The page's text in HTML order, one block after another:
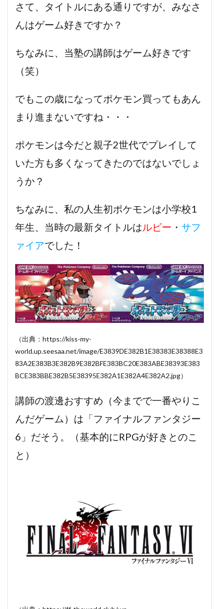
さて、タイトルにある通りですが、みなさ
んはゲーム好きですか？
ちなみに、当塾の講師はゲーム好きです
（笑）
でもこの歳になってポケモン買ってもあん
まり進まないですね・・・
ポケモンは今だと親子2世代でプレイして
いた方も多くなってきたのではないでしょ
うか？
ちなみに、私の人生初ポケモンは小学校1
年生、当時の最新タイトルはルビー ・ サフ
ァイアでした！
（出典：https://kiss-my-
world.up.seesaa.net/image/E3839DE382B1E38383E38388E3
83A2E383B3E382B9E382BFE383BC20E383ABE38393E383
BCE383BBE382B5E38395E382A1E382A4E382A2.jpg）
講師の渡邊おすすめ（今までで一番やりこ
んだゲーム）は「ファイナルファンタジー
6」だそう。（基本的にRPGが好きとのこ
と）